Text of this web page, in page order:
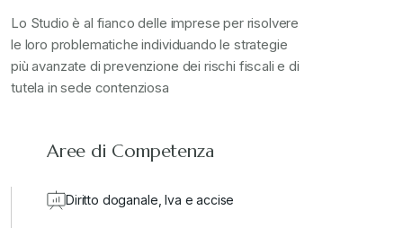
Lo Studio è al fianco delle imprese per risolvere
le loro problematiche individuando le strategie
più avanzate di prevenzione dei rischi fiscali e di
tutela in sede contenziosa
Aree di Competenza
Diritto doganale, Iva e accise